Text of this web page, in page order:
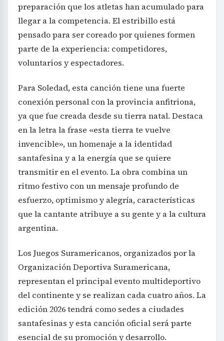
preparación que los atletas han acumulado para
llegar a la competencia. El estribillo está
pensado para ser coreado por quienes formen
parte de la experiencia: competidores,
voluntarios y espectadores.
Para Soledad, esta canción tiene una fuerte
conexión personal con la provincia anfitriona,
ya que fue creada desde su tierra natal. Destaca
en la letra la frase «esta tierra te vuelve
invencible», un homenaje a la identidad
santafesina y a la energía que se quiere
transmitir en el evento. La obra combina un
ritmo festivo con un mensaje profundo de
esfuerzo, optimismo y alegría, características
que la cantante atribuye a su gente y a la cultura
argentina.
Los Juegos Suramericanos, organizados por la
Organización Deportiva Suramericana,
representan el principal evento multideportivo
del continente y se realizan cada cuatro años. La
edición 2026 tendrá como sedes a ciudades
santafesinas y esta canción oficial será parte
esencial de su promoción y desarrollo.